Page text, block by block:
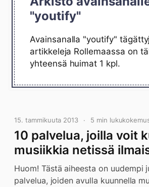
"youtify"
Avainsanalla "youtify"
artikkeleja Rollemaassa on
yhteensä huimat 1 kpl.
15. tammikuuta 2013 5 min
10 palvelua, joilla voit
musiikkia netissä
Huom! Tästä aiheesta on uudempi
palvelua, joiden avulla kuunnella